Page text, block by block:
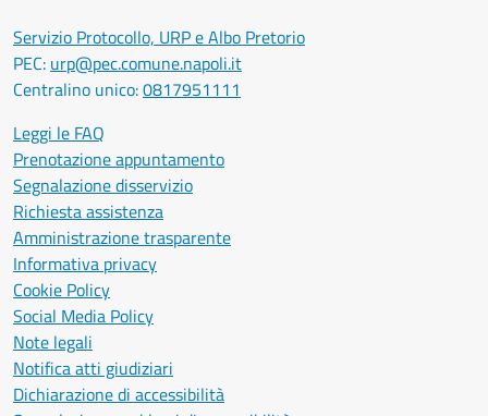
Servizio Protocollo, URP e Albo Pretorio
PEC: urp@pec.comune.napoli.it
Centralino unico:0817951111
Leggi le FAQ
Prenotazione appuntamento
Segnalazione disservizio
Richiesta assistenza
Amministrazione trasparente
Informativa privacy
Cookie Policy
Social Media Policy
Note legali
Notifica atti giudiziari
Dichiarazione di accessibilità